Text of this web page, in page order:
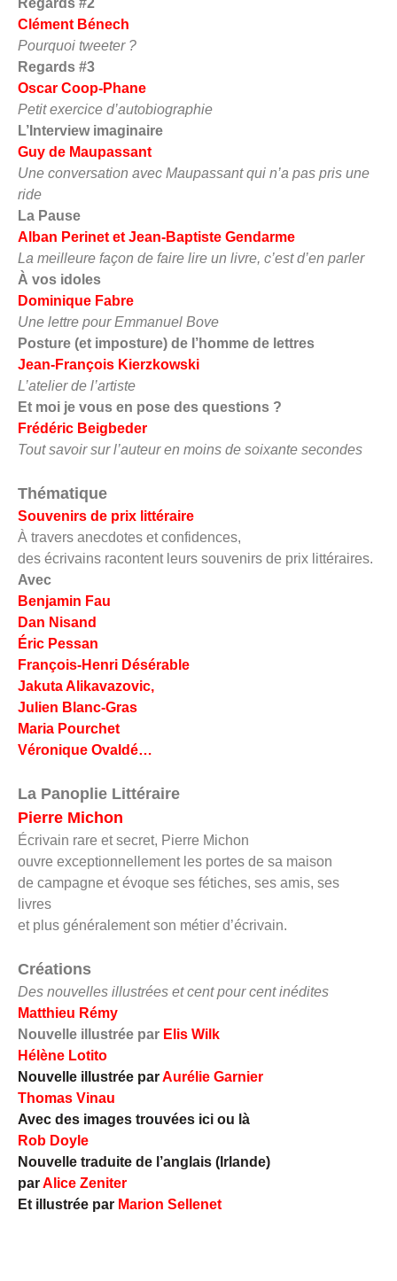
Clément Bénech
Pourquoi tweeter ?
Regards #3
Oscar Coop-Phane
Petit exercice d’autobiographie
L’Interview imaginaire
Guy de Maupassant
Une conversation avec Maupassant qui n’a pas pris une
ride
La Pause
Alban Perinet et Jean-Baptiste Gendarme
La meilleure façon de faire lire un livre, c’est d’en parler
À vos idoles
Dominique Fabre
Une lettre pour Emmanuel Bove
Posture (et imposture) de l’homme de lettres
Jean-François Kierzkowski
L’atelier de l’artiste
Et moi je vous en pose des questions ?
Frédéric Beigbeder
Tout savoir sur l’auteur en moins de soixante secondes
Thématique
Souvenirs de prix littéraire
À travers anecdotes et confidences,
des écrivains racontent leurs souvenirs de prix littéraires.
Avec
Benjamin Fau
Dan Nisand
Éric Pessan
François-Henri Désérable
Jakuta Alikavazovic,
Julien Blanc-Gras
Maria Pourchet
Véronique Ovaldé…
La Panoplie Littéraire
Pierre Michon
Écrivain rare et secret, Pierre Michon
ouvre exceptionnellement les portes de sa maison
de campagne et évoque ses fétiches, ses amis, ses
livres
et plus généralement son métier d’écrivain.
Créations
Des nouvelles illustrées et cent pour cent inédites
Matthieu Rémy
Nouvelle illustrée par Elis Wilk
Hélène Lotito
Nouvelle illustrée parAurélie Garnier
Thomas Vinau
Avec des images trouvées ici ou là
Rob Doyle
Nouvelle traduite de l’anglais (Irlande)
parAlice Zeniter
Et illustrée par Marion Sellenet